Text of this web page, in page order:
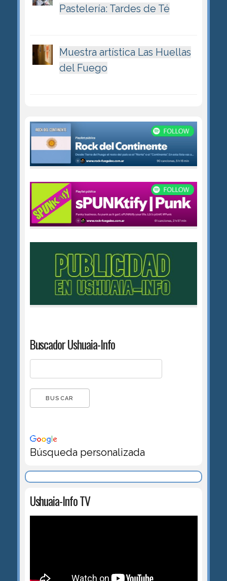
Pastelería: Tardes de Té
Muestra artística Las Huellas
del Fuego
Buscador Ushuaia-Info
Búsqueda personalizada
Ushuaia-Info TV